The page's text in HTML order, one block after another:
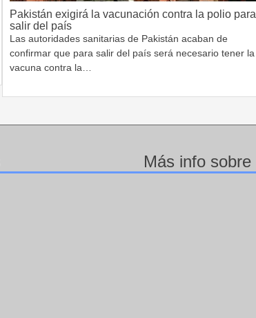
Pakistán exigirá la vacunación contra la polio para
salir del país
Las autoridades sanitarias de Pakistán acaban de
confirmar que para salir del país será necesario tener la
vacuna contra la…
Más info sobre